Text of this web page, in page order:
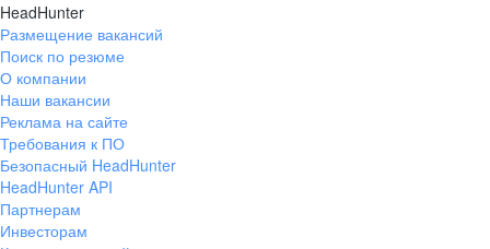
HeadHunter
Размещение вакансий
Поиск по резюме
О компании
Наши вакансии
Реклама на сайте
Требования к ПО
Безопасный HeadHunter
HeadHunter API
Партнерам
Инвесторам